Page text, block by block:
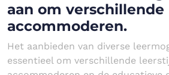
aan om
accommoderen.
Het aanbieden van diverse
essentieel om verschillende